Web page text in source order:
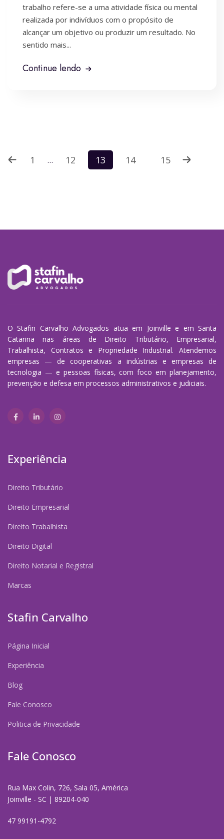
trabalho refere-se a uma atividade física ou mental
realizada por indivíduos com o propósito de
alcançar um objetivo ou produzir um resultado. No
sentido mais...
Continue lendo
Paginação
1 … 12 13 14 15
O Stafin Carvalho Advogados atua em Joinville e em Santa
Catarina nas áreas de Direito Tributário, Empresarial,
Trabalhista, Contratos e Propriedade Industrial. Atendemos
empresas — de cooperativas a indústrias e empresas de
tecnologia — e pessoas físicas, com foco em planejamento,
prevenção e defesa em processos administrativos e judiciais.
Experiência
Direito Tributário
Direito Empresarial
Direito Trabalhista
Direito Digital
Direito Notarial e Registral
Marcas
Stafin Carvalho
Página Inicial
Experiência
Blog
Fale Conosco
Politica de Privacidade
Fale Conosco
Rua Max Colin, 726, Sala 05, América
Joinville - SC | 89204-040
47 99191-4792